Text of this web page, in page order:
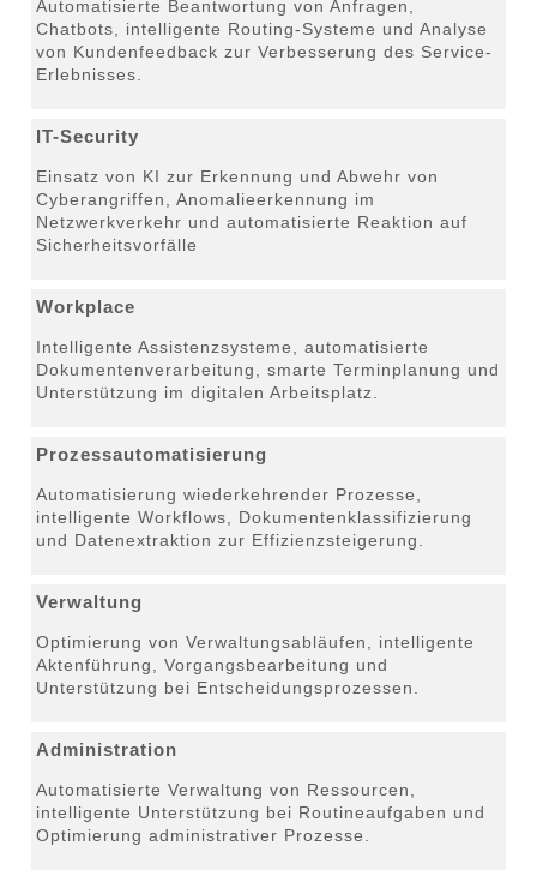
Automatisierte Beantwortung von Anfragen,
Chatbots, intelligente Routing-Systeme und Analyse
von Kundenfeedback zur Verbesserung des Service-
Erlebnisses.
IT-Security
Einsatz von KI zur Erkennung und Abwehr von
Cyberangriffen, Anomalieerkennung im
Netzwerkverkehr und automatisierte Reaktion auf
Sicherheitsvorfälle
Workplace
Intelligente Assistenzsysteme, automatisierte
Dokumentenverarbeitung, smarte Terminplanung und
Unterstützung im digitalen Arbeitsplatz.
Prozessautomatisierung
Automatisierung wiederkehrender Prozesse,
intelligente Workflows, Dokumentenklassifizierung
und Datenextraktion zur Effizienzsteigerung.
Verwaltung
Optimierung von Verwaltungsabläufen, intelligente
Aktenführung, Vorgangsbearbeitung und
Unterstützung bei Entscheidungsprozessen.
Administration
Automatisierte Verwaltung von Ressourcen,
intelligente Unterstützung bei Routineaufgaben und
Optimierung administrativer Prozesse.